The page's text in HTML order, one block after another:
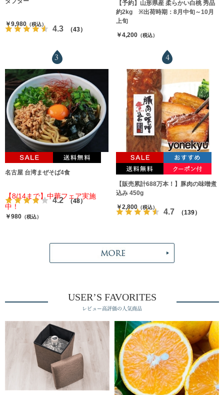
4.3 （43）
￥9,980（税込）
【予約】山形県産 柔らかい白桃 秀品
約2kg ※出荷時期：8月中旬～10月
上旬
￥4,200（税込）
3
名古屋 台湾まぜそば4食
4.2 （48）
【8/14まで】中華フェア実施
中！
￥980 （税込）
4
【販売累計688万本！】豚肉の味噌煮
込み 450g
4.7 （139）
￥2,800（税込）
USER’S FAVORITES
レビュー高評価の人気商品